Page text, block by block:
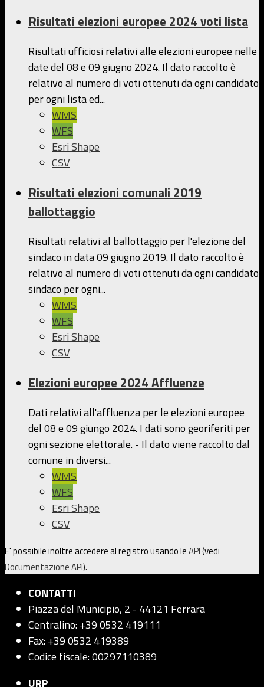
Risultati elezioni europee 2024 voti lista
Risultati ufficiosi relativi alle elezioni europee nelle
date del 08 e 09 giugno 2024. Il dato raccolto è
relativo al numero di voti ottenuti da ogni candidato
per ogni lista ed...
WMS
WFS
Esri Shape
CSV
Risultati elezioni comunali 2019
ballottaggio
Risultati relativi al ballottaggio per l'elezione del
sindaco in data 09 giugno 2019. Il dato raccolto è
relativo al numero di voti ottenuti da ogni candidato
sindaco per ogni...
WMS
WFS
Esri Shape
CSV
Elezioni europee 2024 Affluenze
Dati relativi all'affluenza per le elezioni europee
del 08 e 09 giungo 2024. I dati sono georiferiti per
ogni sezione elettorale. - Il dato viene raccolto dal
comune in diversi...
WMS
WFS
Esri Shape
CSV
E' possibile inoltre accedere al registro usando leAPI(vedi
Documentazione API).
CONTATTI
Piazza del Municipio, 2 - 44121 Ferrara
Centralino: +39 0532 419111
Fax: +39 0532 419389
Codice fiscale: 00297110389
URP